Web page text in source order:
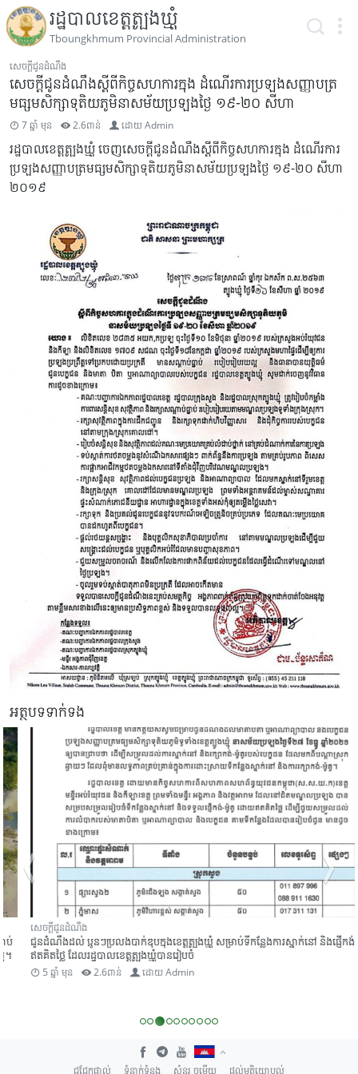
រដ្ឋបាលខេត្តត្បូងឃ្មុំ
Tboungkhmum Provincial Administration
សេចក្តីជូនដំណឹង
សេចក្តីជូនដំណឹងស្តីពីកិច្ចសហការក្នុង ដំណើរការប្រឡងសញ្ញាបត្រ
មធ្សមសិក្សាទុតិយភូមិនាសម័យប្រឡងថ្ងៃ ១៩-២០ សីហា
7 ឆ្នាំ មុន 2.6ពាន់ ដោយAdmin
រដ្ឋបាលខេត្តត្បូងឃ្មុំ ចេញសេចក្តីជូនដំណឹងស្តីពីកិច្ចសហការក្នុង ដំណើរការ
ប្រឡងសញ្ញាបត្រមធ្សមសិក្សាទុតិយភូមិនាសម័យប្រឡងថ្ងៃ ១៩-២០ សីហា
២០១៩
អត្ថបទទាក់ទង
សេចក្តីជូនដំណឹង
ជូនដំណឹងដល់ ប្អូនៗប្រលងបាក់ឌុបក្នុងខេត្តត្បូងឃ្មុំ សម្រាប់ទីកន្លែងការស្នាក់នៅ និងផ្ញើកង់ម៉ូតូ
ឥតគិតថ្លៃ ដែលរដ្ឋបាលខេត្តត្បូងឃ្មុំបានរៀបចំ
5 ឆ្នាំ មុន 2.6ពាន់ ដោយAdmin
ជជែកផ្ទាល់ ទំនាក់ទំនង សំនួរ ចម្លើយ ផ្តល់មតិយោបល់